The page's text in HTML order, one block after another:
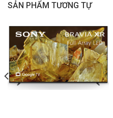
Cổng nhận hình ảnh, âm thanh:
Thông tin lắp đặt
Kích thước có chân, đặt bàn:
Dày 27.5 cm
Khối lượng có chân: 9.9 Kg
xung quanh. Màn hình lớn 55
ảnh sống động như thật.
SẢN PHẨM TƯƠNG TỰ